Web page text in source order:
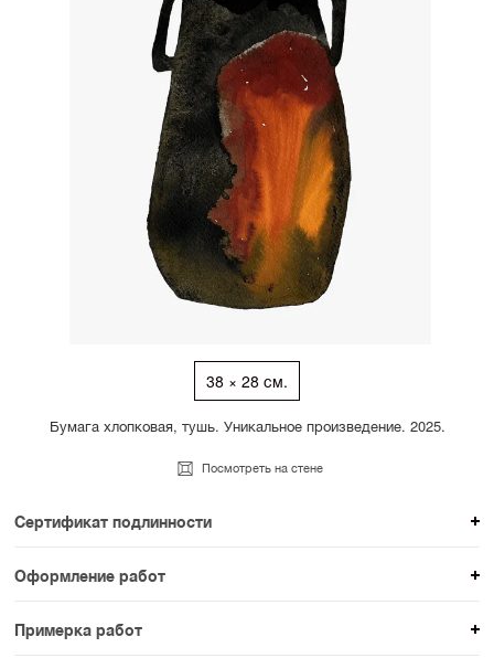
38 × 28 см.
Бумага хлопковая, тушь. Уникальное произведение. 2025.
Посмотреть на стене
Сертификат подлинности
К каждому авторскому произведению мы
прикладываем сертификат подлинности. Для товаров
раздела SAMPLE СЕРИЯ сертификаты не
Оформление работ
При покупке произведения вы можете выбрать и
оплатить вариант оформления. На сайте доступен
Примерка работ